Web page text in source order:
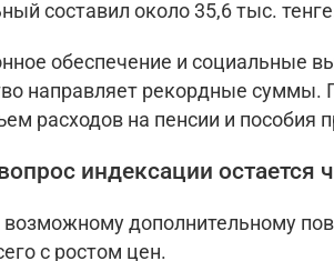
составил около 35,6 тыс.
обеспечение и социальные
направляет рекордные суммы.
расходов на пенсии и пособия
индексации остается
возможному дополнительному
с ростом цен.